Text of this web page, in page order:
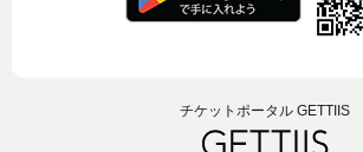
チケットポータル GETTIIS